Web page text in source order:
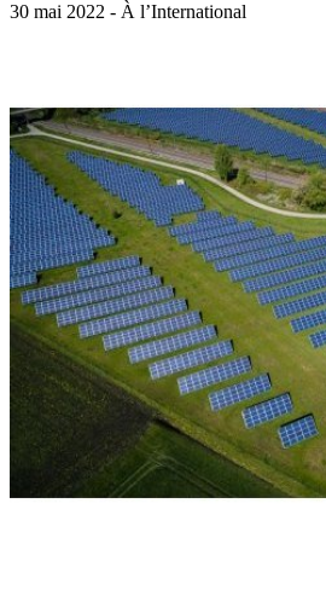
30 mai 2022 - À l’International